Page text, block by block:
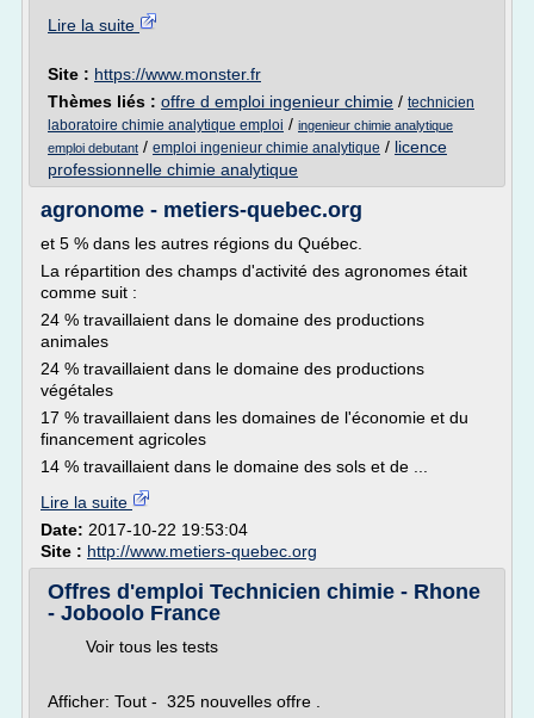
Lire la suite
Site : https://www.monster.fr
Thèmes liés : offre d emploi ingenieur chimie / technicien
laboratoire chimie analytique emploi / ingenieur chimie analytique
emploi debutant / emploi ingenieur chimie analytique / licence
professionnelle chimie analytique
agronome - metiers-quebec.org
et 5 % dans les autres régions du Québec.
La répartition des champs d'activité des agronomes était
comme suit :
24 % travaillaient dans le domaine des productions
animales
24 % travaillaient dans le domaine des productions
végétales
17 % travaillaient dans les domaines de l'économie et du
financement agricoles
14 % travaillaient dans le domaine des sols et de ...
Lire la suite
Date: 2017-10-22 19:53:04
Site : http://www.metiers-quebec.org
Offres d'emploi Technicien chimie - Rhone
- Joboolo France
Voir tous les tests
Afficher: Tout - 325 nouvelles offre .